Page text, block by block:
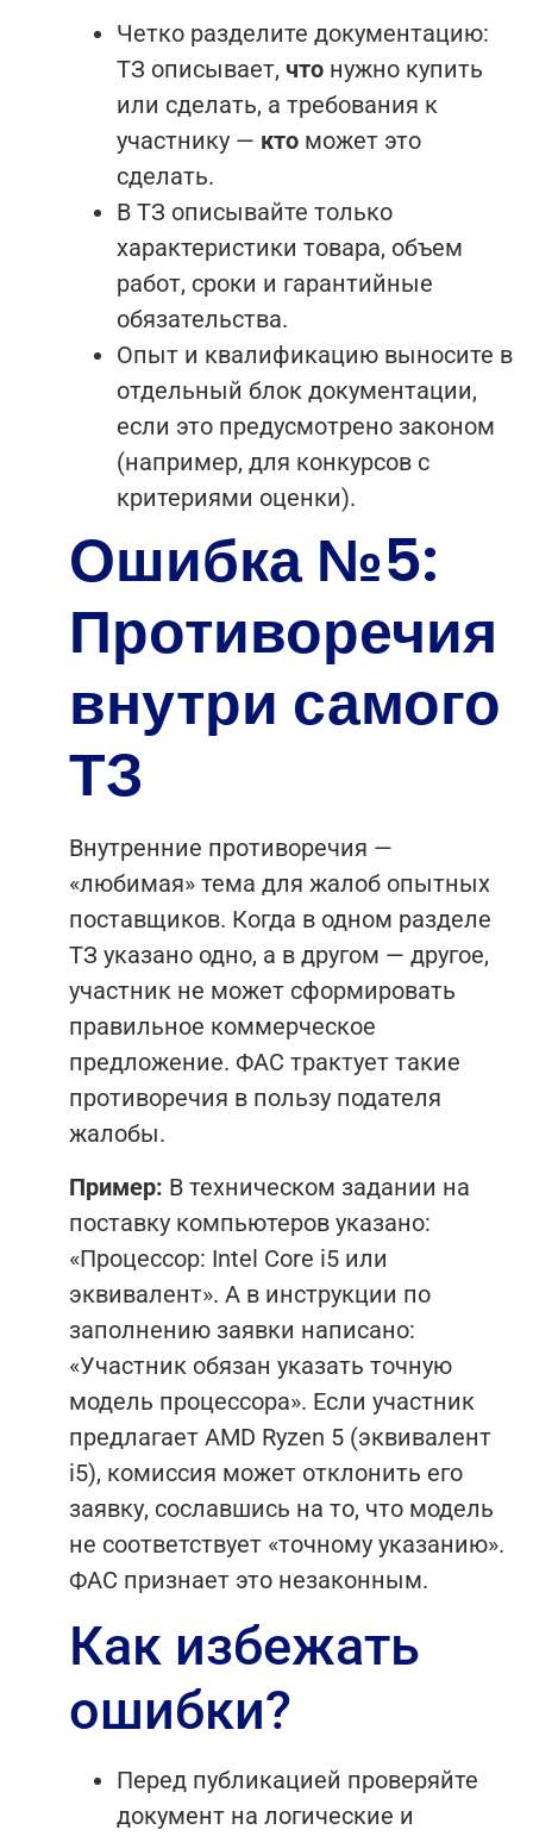
Четко разделите документацию:
ТЗ описывает, что нужно купить
или сделать, а требования к
участнику — кто может это
сделать.
В ТЗ описывайте только
характеристики товара, объем
работ, сроки и гарантийные
обязательства.
Опыт и квалификацию выносите в
отдельный блок документации,
если это предусмотрено законом
(например, для конкурсов с
критериями оценки).
Ошибка №5:
Противоречия
внутри самого
ТЗ
Внутренние противоречия —
«любимая» тема для жалоб опытных
поставщиков. Когда в одном разделе
ТЗ указано одно, а в другом — другое,
участник не может сформировать
правильное коммерческое
предложение. ФАС трактует такие
противоречия в пользу подателя
жалобы.
Пример: В техническом задании на
поставку компьютеров указано:
«Процессор: Intel Core i5 или
эквивалент». А в инструкции по
заполнению заявки написано:
«Участник обязан указать точную
модель процессора». Если участник
предлагает AMD Ryzen 5 (эквивалент
i5), комиссия может отклонить его
заявку, сославшись на то, что модель
не соответствует «точному указанию».
ФАС признает это незаконным.
Как избежать
ошибки?
Перед публикацией проверяйте
документ на логические и